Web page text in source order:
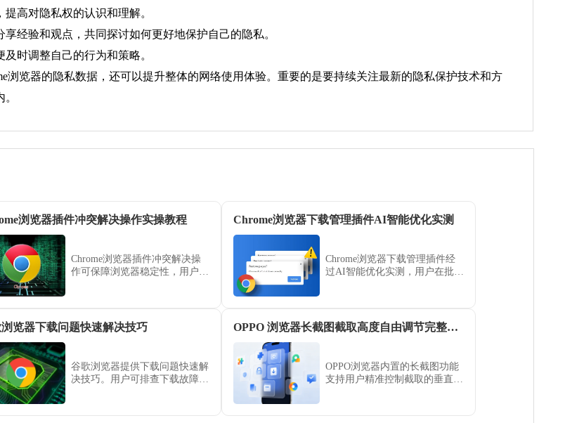
高对隐私权的认识和理解。
经验和观点，共同探讨如何更好地保护自己的隐私。
时调整自己的行为和策略。
浏览器的隐私数据，还可以提升整体的网络使用体验。重要的是要持续关注最新的隐私保护技术和方
浏览器插件冲突解决操作实操教程
Chrome浏览器插件冲突解决操
作可保障浏览器稳定性，用户通
Chrome浏览器下载管理插件AI智能优化实测
Chrome浏览器下载管理插件经
过AI智能优化实测，用户在批量
览器下载问题快速解决技巧
谷歌浏览器提供下载问题快速解
决技巧。用户可排查下载故障，
OPPO 浏览器长截图截取高度自由调节完整网页画面
OPPO浏览器内置的长截图功能
支持用户精准控制截取的垂直高